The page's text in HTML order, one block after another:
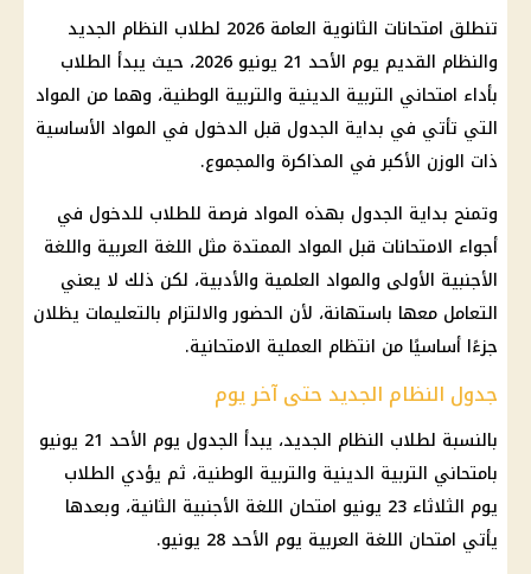
تنطلق امتحانات الثانوية العامة 2026 لطلاب النظام الجديد
والنظام القديم يوم الأحد 21 يونيو 2026، حيث يبدأ الطلاب
بأداء امتحاني التربية الدينية والتربية الوطنية، وهما من المواد
التي تأتي في بداية الجدول قبل الدخول في المواد الأساسية
ذات الوزن الأكبر في المذاكرة والمجموع.
وتمنح بداية الجدول بهذه المواد فرصة للطلاب للدخول في
أجواء الامتحانات قبل المواد الممتدة مثل اللغة العربية واللغة
الأجنبية الأولى والمواد العلمية والأدبية، لكن ذلك لا يعني
التعامل معها باستهانة، لأن الحضور والالتزام بالتعليمات يظلان
جزءًا أساسيًا من انتظام العملية الامتحانية.
جدول النظام الجديد حتى آخر يوم
بالنسبة لطلاب النظام الجديد، يبدأ الجدول يوم الأحد 21 يونيو
بامتحاني التربية الدينية والتربية الوطنية، ثم يؤدي الطلاب
يوم الثلاثاء 23 يونيو امتحان
اللغة الأجنبية الثانية، وبعدها
يأتي امتحان اللغة العربية يوم الأحد 28 يونيو.